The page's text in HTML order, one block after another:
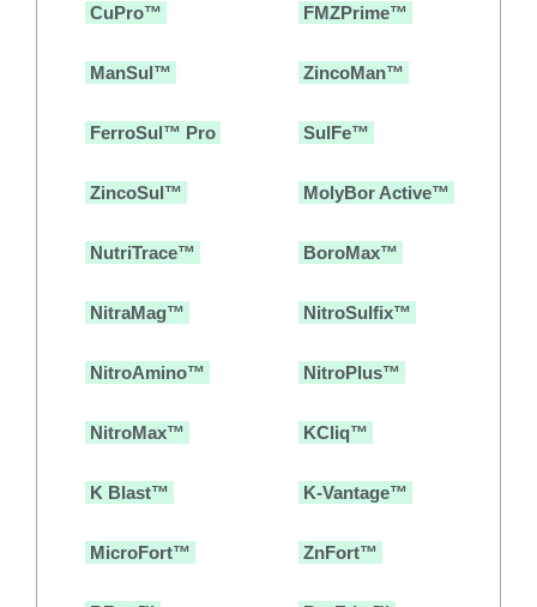
CuPro™ FMZPrime™
ManSul™ ZincoMan™
FerroSul™ Pro SulFe™
ZincoSul™ MolyBor Active™
NutriTrace™ BoroMax™
NitraMag™ NitroSulfix™
NitroAmino™ NitroPlus™
NitroMax™ KCliq™
K Blast™ K-Vantage™
MicroFort™ ZnFort™